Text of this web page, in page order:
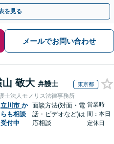
。【WEB面談可】
を見る
メールでお問い合わせ
山 敬大 弁護士 東京都
士法人モノリス法律事務所
立川市 か
らも相談
受付中
面談方法(対面・電
話・ビデオなど)は
応相談
営業時
間：本日
定休日